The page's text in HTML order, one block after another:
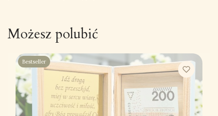
Możesz polubić
Bestseller